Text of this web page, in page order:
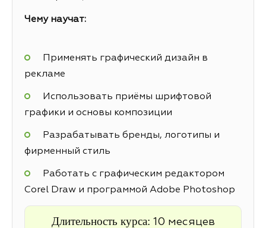
Чему научат:
Применять графический дизайн в
рекламе
Использовать приёмы шрифтовой
графики и основы композиции
Разрабатывать бренды, логотипы и
фирменный стиль
Работать с графическим редактором
Corel Draw и программой Adobe Photoshop
Длительность курса: 10 месяцев